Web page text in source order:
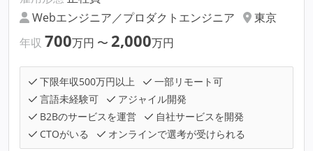
Webエンジニア／プロダクトエンジニア
東京
年収 700万円 〜 2,000万円
下限年収500万円以上
一部リモート可
言語未経験可
アジャイル開発
B2Bのサービスを運営
自社サービスを開発
CTOがいる
オンラインで選考が受けられる